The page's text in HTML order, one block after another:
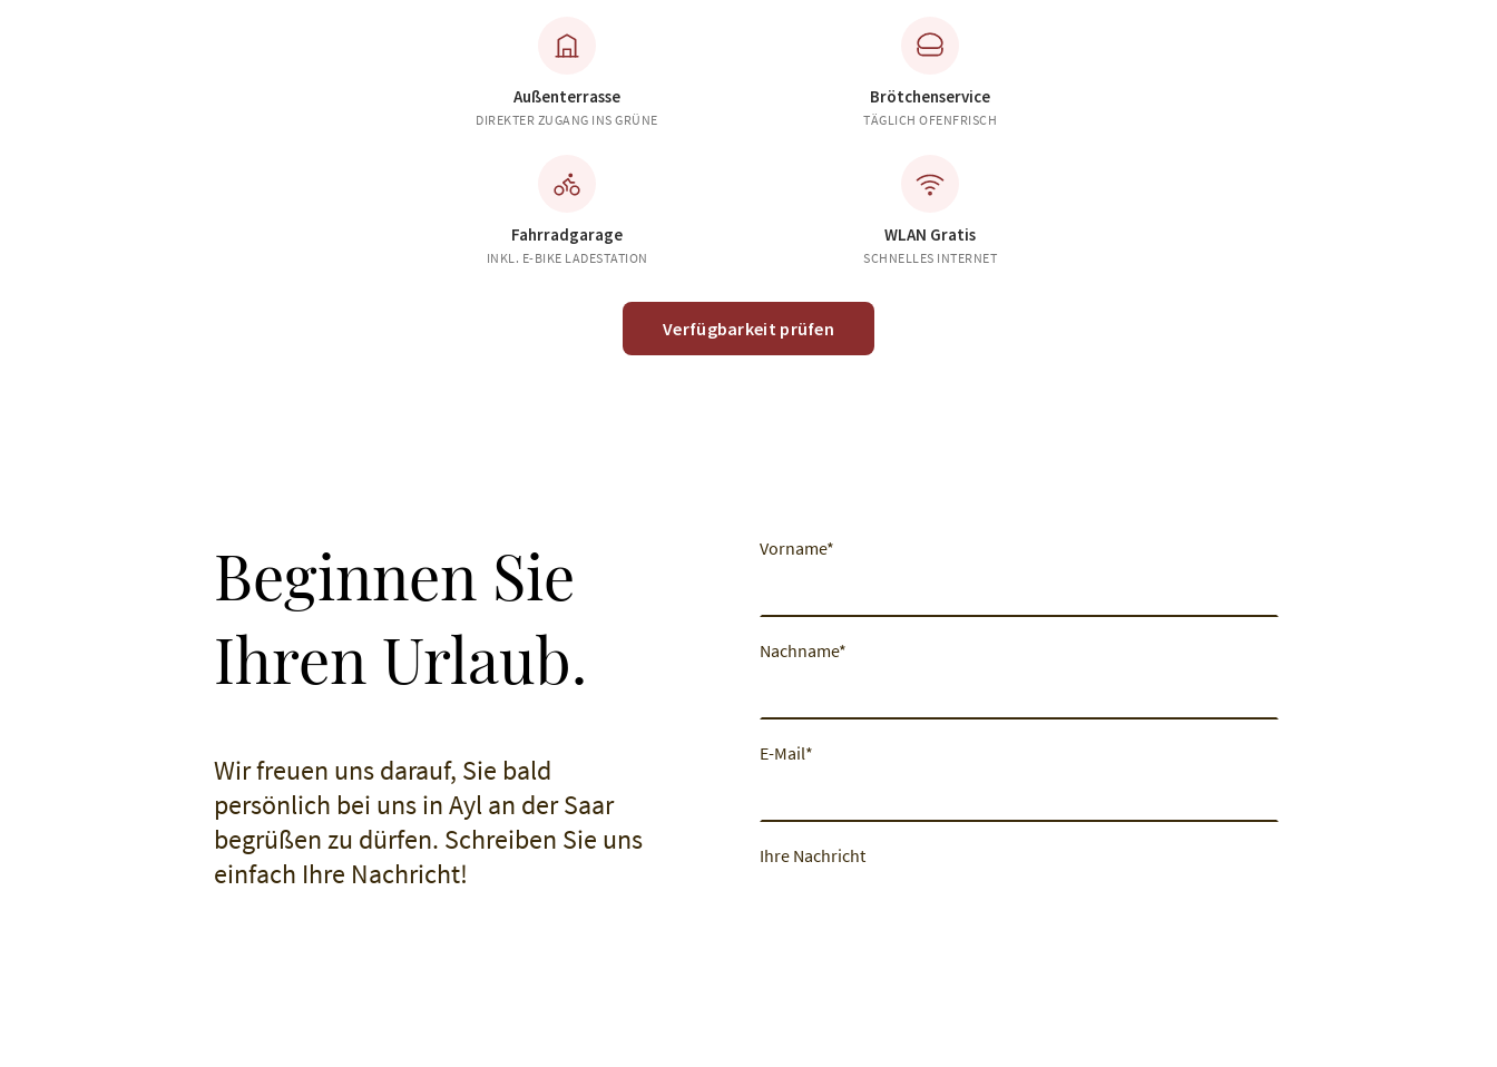
Außenterrasse
DIREKTER ZUGANG INS GRÜNE
Brötchenservice
TÄGLICH OFENFRISCH
Fahrradgarage
INKL. E-BIKE LADESTATION
WLAN Gratis
SCHNELLES INTERNET
Verfügbarkeit prüfen
Vorname*
Nachname*
E-Mail*
Ihre Nachricht
Beginnen Sie
Ihren Urlaub.
Wir freuen uns darauf, Sie bald
persönlich bei uns in Ayl an der Saar
begrüßen zu dürfen. Schreiben Sie uns
einfach Ihre Nachricht!